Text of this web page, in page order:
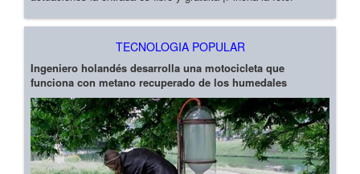
TECNOLOGIA POPULAR
Ingeniero holandés desarrolla una motocicleta que
funciona con metano recuperado de los humedales